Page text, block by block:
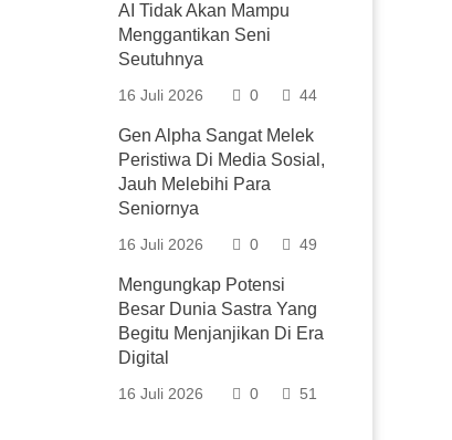
AI Tidak Akan Mampu
Menggantikan Seni
Seutuhnya
16 Juli 2026 0 44
Gen Alpha Sangat Melek
Peristiwa Di Media Sosial,
Jauh Melebihi Para
Seniornya
16 Juli 2026 0 49
Mengungkap Potensi
Besar Dunia Sastra Yang
Begitu Menjanjikan Di Era
Digital
16 Juli 2026 0 51